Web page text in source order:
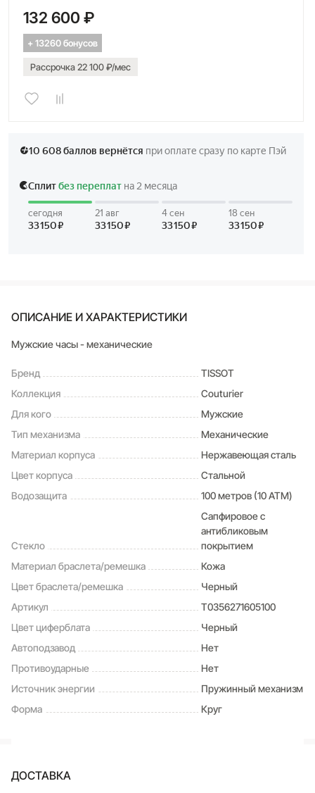
132 600 ₽
+ 13260 бонусов
Рассрочка 22 100 ₽/мес
ОПИСАНИЕ И ХАРАКТЕРИСТИКИ
Мужские часы - механические
Бренд
TISSOT
Коллекция
Couturier
Для кого
Мужские
Тип механизма
Механические
Материал корпуса
Нержавеющая сталь
Цвет корпуса
Стальной
Водозащита
100 метров (10 ATM)
Стекло
Сапфировое с
антибликовым
покрытием
Материал браслета/ремешка
Кожа
Цвет браслета/ремешка
Черный
Артикул
T0356271605100
Цвет циферблата
Черный
Автоподзавод
Нет
Противоударные
Нет
Источник энергии
Пружинный механизм
Форма
Круг
ДОСТАВКА